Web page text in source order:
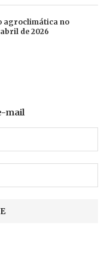
agroclimática no
de 2026
mail